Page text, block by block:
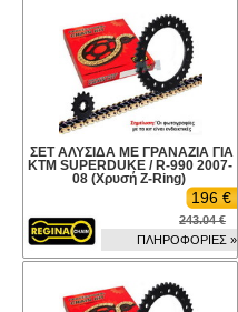
ΣΕΤ ΑΛΥΣΙΔΑ ΜΕ ΓΡΑΝΑΖΙΑ ΓΙΑ
KTM SUPERDUKE / R-990 2007-
08 (Χρυσή Z-Ring)
196 €
243.04 €
ΠΛΗΡΟΦΟΡΙΕΣ »